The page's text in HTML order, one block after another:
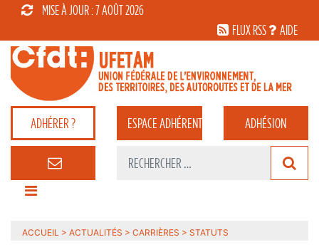
MISE À JOUR : 7 AOÛT 2026
FLUX RSS
AIDE
ADHÉRER ? ESPACEADHÉRENT ADHÉSION
ACCUEIL > ACTUALITÉS > CARRIÈRES > STATUTS